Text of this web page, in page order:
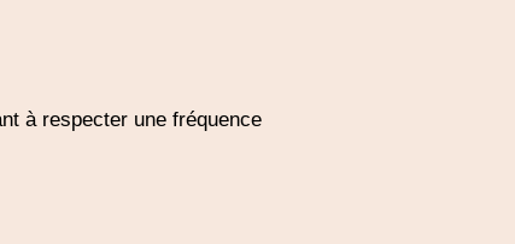
à respecter une fréquence